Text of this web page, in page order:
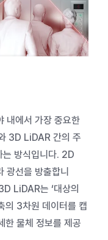
내에서 가장 중요한
3D LiDAR 간의 주
는 방식입니다. 2D
광선을 방출합니
LiDAR는 ‘대상의
의 3차원 데이터를 캡
한 물체 정보를 제공